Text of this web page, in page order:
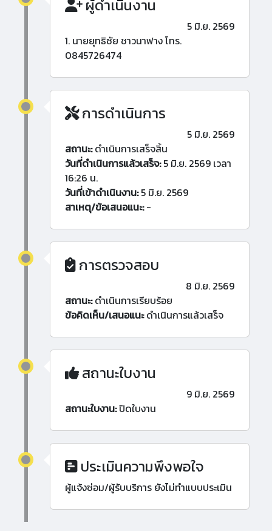
ผู้ดำเนินงาน
5 มิ.ย. 2569
1. นายยุทธิชัย ชาวนาฟาง โทร.
0845726474
การดำเนินการ
5 มิ.ย. 2569
สถานะ:ดำเนินการเสร็จสิ้น
วันที่ดำเนินการแล้วเสร็จ:5 มิ.ย. 2569 เวลา
16:26 น.
วันที่เข้าดำเนินงาน:5 มิ.ย. 2569
สาเหตุ/ข้อเสนอแนะ:-
การตรวจสอบ
8 มิ.ย. 2569
สถานะ:ดำเนินการเรียบร้อย
ข้อคิดเห็น/เสนอแนะดำเนินการแล้วเสร็จ
สถานะใบงาน
9 มิ.ย. 2569
สถานะใบงาน:ปิดใบงาน
ประเมินความพึงพอใจ
ผู้แจ้งซ่อม/ผู้รับบริการ ยังไม่ทำแบบประเมิน